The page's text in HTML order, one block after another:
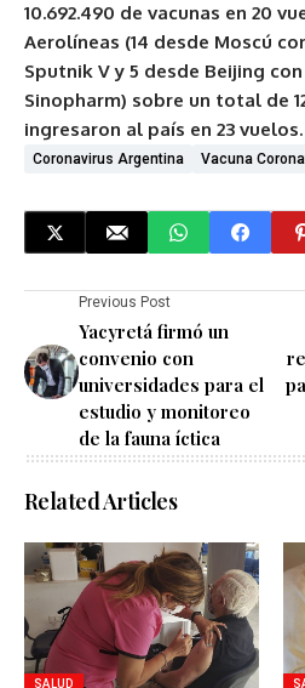
10.692.490 de vacunas en 20
Aerolíneas (14 desde Moscú
Sputnik V y 5 desde Beijing
Sinopharm) sobre un total de
ingresaron al país en 23 vuelos.
Coronavirus Argentina Vacuna
Previous Post
Yacyretá firmó un
convenio con
universidades para el
estudio y monitoreo
de la fauna íctica
Related Articles
SALUD